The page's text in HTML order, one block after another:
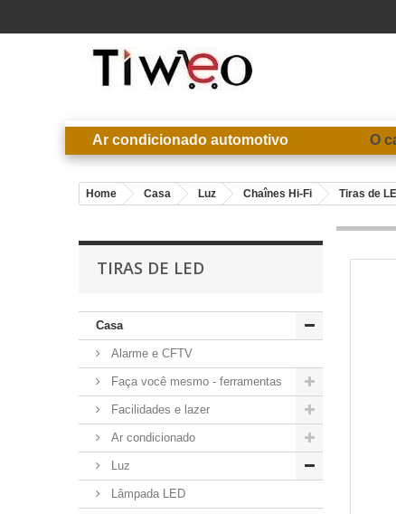
Ar condicionado automotivo O
Home Casa Luz Chaînes Hi-Fi Tiras de
TIRAS DE LED
Casa
Alarme e CFTV
Faça você mesmo - ferramentas
Facilidades e lazer
Ar condicionado
Luz
Lâmpada LED